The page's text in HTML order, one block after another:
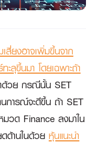
สี่ยงอาจเพิ่มขึ้นจาก
ลุขึ้นมา โดยเฉพาะถ้า
ด้วย กรณีนั้น SET
การณ์จะดีขึ้น ถ้า SET
วด Finance ลงมาใน
ด้านในด้วย หุ้นแนะนำ